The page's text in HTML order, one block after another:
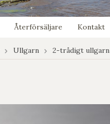
Återförsäljare Kontakt
Ullgarn 2-trådigt ullgarn